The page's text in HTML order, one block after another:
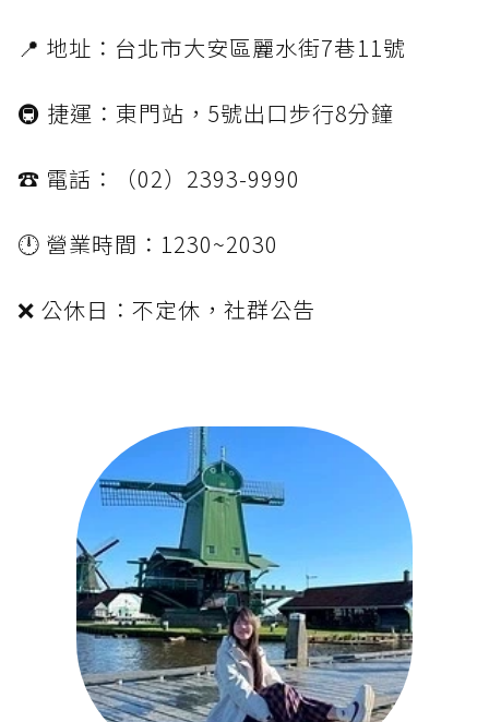
📍 地址：台北市大安區麗水街7巷11號
🚇 捷運：東門站，5號出口步行8分鐘
☎️ 電話：（02）2393-9990
🕛 營業時間：1230~2030
❌ 公休日：不定休，社群公告